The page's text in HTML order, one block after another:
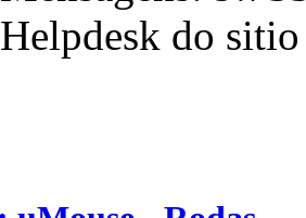
Helpdesk do sitio